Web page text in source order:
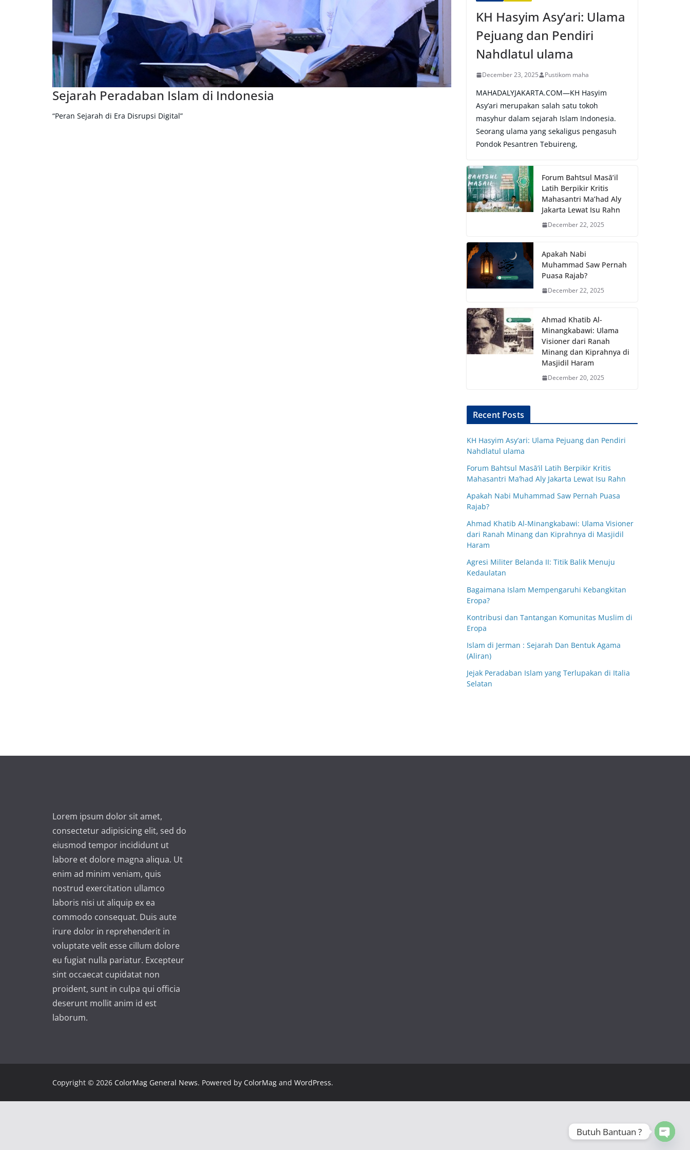
Sejarah Peradaban Islam di Indonesia
“Peran Sejarah di Era Disrupsi Digital”
KH Hasyim Asy’ari: Ulama
Pejuang dan Pendiri
Nahdlatul ulama
December 23, 2025 Pustikom maha
MAHADALYJAKARTA.COM—KH Hasyim
Asy’ari merupakan salah satu tokoh
masyhur dalam sejarah Islam Indonesia.
Seorang ulama yang sekaligus pengasuh
Pondok Pesantren Tebuireng,
Forum Bahtsul Masā’il
Latih Berpikir Kritis
Mahasantri Ma’had Aly
Jakarta Lewat Isu Rahn
December 22, 2025
Apakah Nabi
Muhammad Saw Pernah
Puasa Rajab?
December 22, 2025
Ahmad Khatib Al-
Minangkabawi: Ulama
Visioner dari Ranah
Minang dan Kiprahnya di
Masjidil Haram
December 20, 2025
Recent Posts
KH Hasyim Asy’ari: Ulama Pejuang dan Pendiri
Nahdlatul ulama
Forum Bahtsul Masā’il Latih Berpikir Kritis
Mahasantri Ma’had Aly Jakarta Lewat Isu Rahn
Apakah Nabi Muhammad Saw Pernah Puasa
Rajab?
Ahmad Khatib Al-Minangkabawi: Ulama Visioner
dari Ranah Minang dan Kiprahnya di Masjidil
Haram
Agresi Militer Belanda II: Titik Balik Menuju
Kedaulatan
Bagaimana Islam Mempengaruhi Kebangkitan
Eropa?
Kontribusi dan Tantangan Komunitas Muslim di
Eropa
Islam di Jerman : Sejarah Dan Bentuk Agama
(Aliran)
Jejak Peradaban Islam yang Terlupakan di Italia
Selatan
Lorem ipsum dolor sit amet,
consectetur adipisicing elit, sed do
eiusmod tempor incididunt ut
labore et dolore magna aliqua. Ut
enim ad minim veniam, quis
nostrud exercitation ullamco
laboris nisi ut aliquip ex ea
commodo consequat. Duis aute
irure dolor in reprehenderit in
voluptate velit esse cillum dolore
eu fugiat nulla pariatur. Excepteur
sint occaecat cupidatat non
proident, sunt in culpa qui officia
deserunt mollit anim id est
laborum.
Copyright © 2026 ColorMag General News. Powered by ColorMag and WordPress.
Butuh Bantuan ?